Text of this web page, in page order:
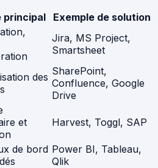
principal
Exemple de solution
Jira, MS Project,
Smartsheet
des SharePoint,
Confluence, Google
Drive
et
Harvest, Toggl, SAP
de bord Power BI, Tableau,
Qlik